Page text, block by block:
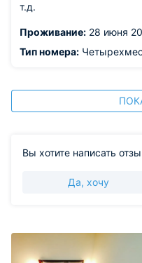
т.д.
Проживание: 28 июня
Тип номера:
Вы хотите написать
Да, хочу